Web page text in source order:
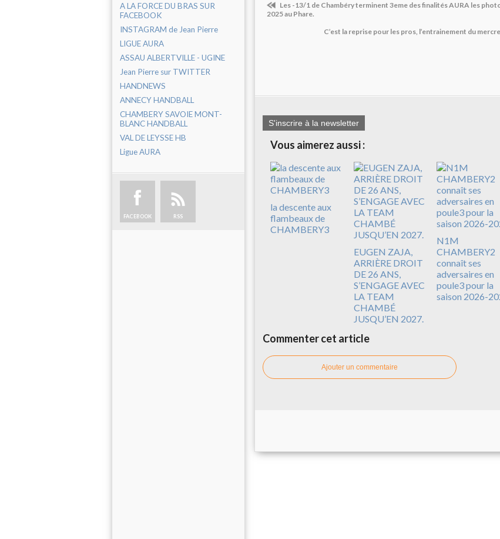
A LA FORCE DU BRAS SUR
FACEBOOK
INSTAGRAM de Jean Pierre
LIGUE AURA
ASSAU ALBERTVILLE - UGINE
Jean Pierre sur TWITTER
HANDNEWS
ANNECY HANDBALL
CHAMBERY SAVOIE MONT-
BLANC HANDBALL
VAL DE LEYSSE HB
Ligue AURA
FACEBOOK RSS
Les -13/1 de Chambéry terminent 3eme des finalités AURA les
2025 au Phare.
C’est la reprise pour les pros, l’entrainement du
S'inscrire à la newsletter
Vous aimerez aussi :
la descente aux
flambeaux de
CHAMBERY3
EUGEN ZAJA,
ARRIÈRE DROIT
DE 26 ANS,
S’ENGAGE AVEC
LA TEAM
CHAMBÉ
JUSQU’EN 2027.
N1M
CHAMBERY2
connaît ses
adversaires en
poule3 pour la
saison 2026-
Commenter cet article
Ajouter un commentaire